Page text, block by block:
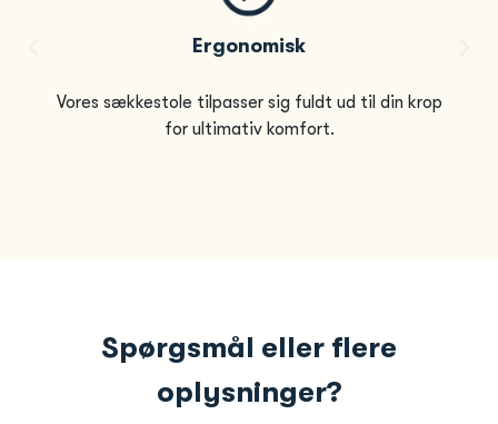
Ergonomisk
Vores sækkestole tilpasser sig fuldt ud til din krop
for ultimativ komfort.
Spørgsmål eller flere
oplysninger?